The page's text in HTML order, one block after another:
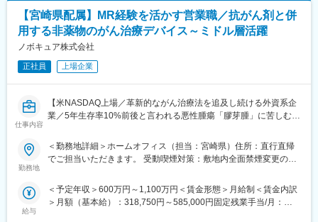
れらのことの達成に向かって、体制を整え、社会的な責務を果た
すことに努めています。
変更の範囲：会社の定める業務
■職務詳細：
・取引先…医療機関や老健施設がほとんどで、宮崎県内のお取引
先をエリアで分けて訪問します。案件の8～9割は既存お取引先へ
のルート営業です。また、お客さまとの深耕を図る中で、新規の
お取引先をご紹介いただく場合もあります。
・営業方法…レンタル・リースは4年契約のため、担当先の期日を
管理し提案書の作成や契約更新の手続きを行う業務がメインで
す。また、関連会社（キングラン・アメニックス株式会社）で行
っている「カーテン・ブラインド等のリース・クリーニング」に
務と併せて営業手法を学んでいただきます。（状況に応じて関連
会社社員と一緒に営業する場合もあり）
＜入社後の流れ＞
入社後は40代男性の次長が中心となって教育を行います。お取引
【宮崎県配属】MR経験を活かす営業職／抗がん剤と併
用する非薬物のがん治療デバイス～ミドル層活躍
ノボキュア株式会社
正社員 上場企業
仕事内容
【米NASDAQ上場／革新的ながん治療法を追及し続ける外資系企
業／5年生存率10%前後と言われる悪性腫瘍「膠芽腫」に苦しむ患
＼MR経験が活かせます／
これまでMRの方に多く入社頂いており、がん領域の最先端治療機
器（非侵襲デバイス）を保有しており、抗がん剤で効果が得られ
勤務地
＜勤務地詳細＞ホームオフィス（担当：宮崎県）住所：直行直帰
でご担当いただきます。 受動喫煙対策：敷地内全面禁煙変更の範
給与
＜予定年収＞600万円～1,100万円＜賃金形態＞月給制＜賃金内訳
＞月額（基本給）：318,750円～585,000円固定残業手当/月：